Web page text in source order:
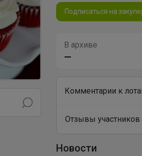
Подписаться на
В архиве
—
Комментарии к
Отзывы участников
Новости